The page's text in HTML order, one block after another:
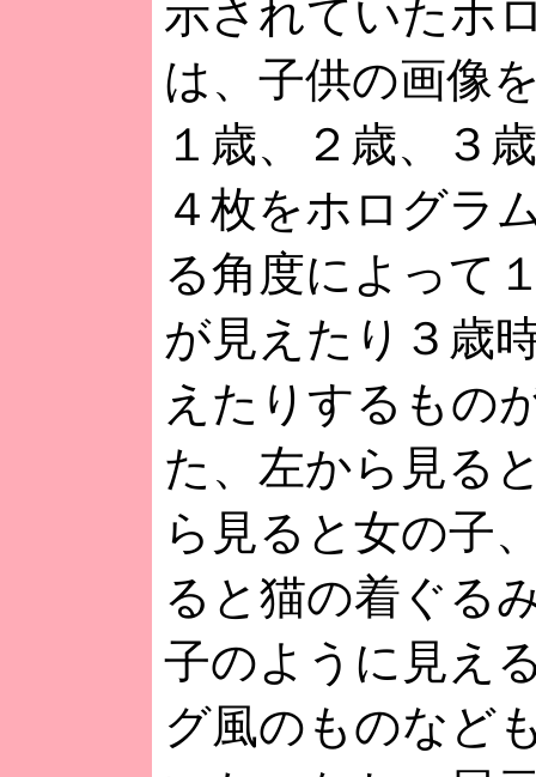
示されていたホ
は、子供の画像
１歳、２歳、３
４枚をホログラ
る角度によって
が見えたり３歳
えたりするもの
た、左から見る
ら見ると女の子
ると猫の着ぐる
子のように見え
グ風のものなど